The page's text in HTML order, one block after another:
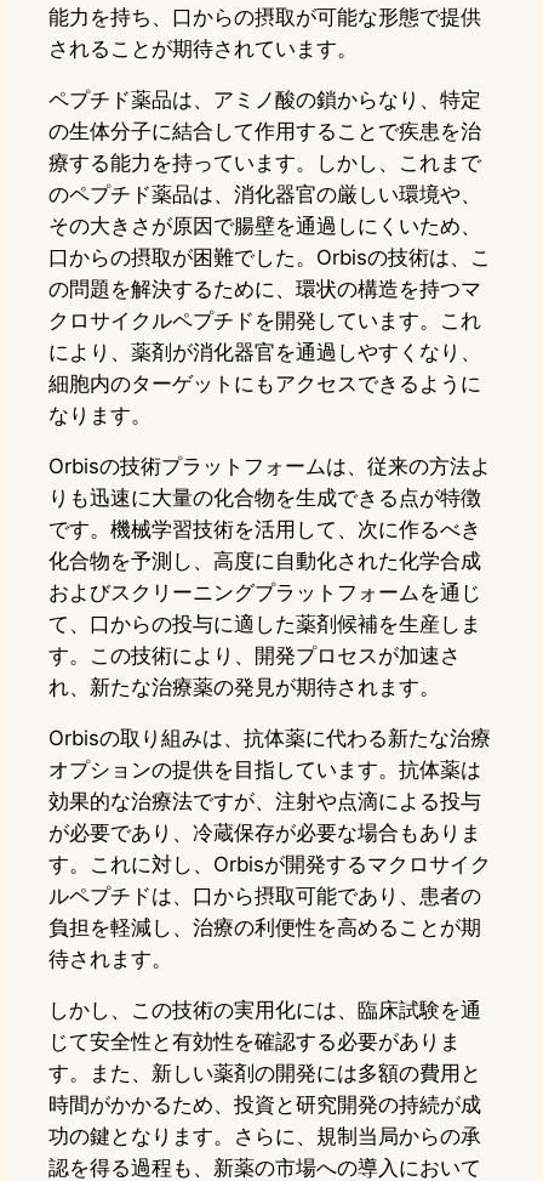
能力を持ち、口からの摂取が可能な形態で提供
されることが期待されています。
ペプチド薬品は、アミノ酸の鎖からなり、特定
の生体分子に結合して作用することで疾患を治
療する能力を持っています。しかし、これまで
のペプチド薬品は、消化器官の厳しい環境や、
その大きさが原因で腸壁を通過しにくいため、
口からの摂取が困難でした。Orbisの技術は、こ
の問題を解決するために、環状の構造を持つマ
クロサイクルペプチドを開発しています。これ
により、薬剤が消化器官を通過しやすくなり、
細胞内のターゲットにもアクセスできるように
なります。
Orbisの技術プラットフォームは、従来の方法よ
りも迅速に大量の化合物を生成できる点が特徴
です。機械学習技術を活用して、次に作るべき
化合物を予測し、高度に自動化された化学合成
およびスクリーニングプラットフォームを通じ
て、口からの投与に適した薬剤候補を生産しま
す。この技術により、開発プロセスが加速さ
れ、新たな治療薬の発見が期待されます。
Orbisの取り組みは、抗体薬に代わる新たな治療
オプションの提供を目指しています。抗体薬は
効果的な治療法ですが、注射や点滴による投与
が必要であり、冷蔵保存が必要な場合もありま
す。これに対し、Orbisが開発するマクロサイク
ルペプチドは、口から摂取可能であり、患者の
負担を軽減し、治療の利便性を高めることが期
待されます。
しかし、この技術の実用化には、臨床試験を通
じて安全性と有効性を確認する必要がありま
す。また、新しい薬剤の開発には多額の費用と
時間がかかるため、投資と研究開発の持続が成
功の鍵となります。さらに、規制当局からの承
認を得る過程も、新薬の市場への導入において